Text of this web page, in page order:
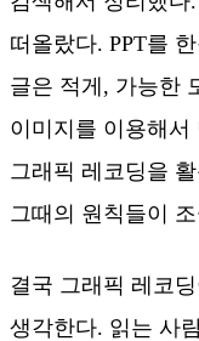
떠올랐다. PPT를
글은 적게, 가능한
이미지를 이용해서
그래픽 레코딩을
그때의 원칙들이
결국 그래픽 레코
생각한다. 읽는 사